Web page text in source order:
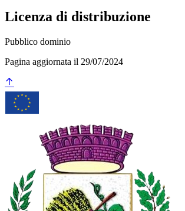
Licenza di distribuzione
Pubblico dominio
Pagina aggiornata il 29/07/2024